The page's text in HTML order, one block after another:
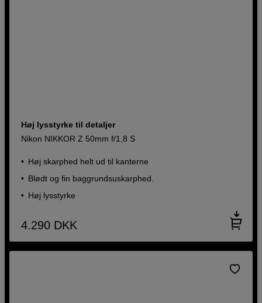
Høj lysstyrke til detaljer
Nikon NIKKOR Z 50mm f/1,8 S
Høj skarphed helt ud til kanterne
Blødt og fin baggrundsuskarphed.
Høj lysstyrke
4.290 DKK